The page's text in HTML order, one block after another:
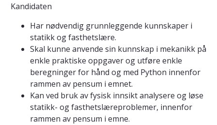
Kandidaten
Har nødvendig grunnleggende kunnskaper i
statikk og fasthetslære.
Skal kunne anvende sin kunnskap i mekanikk på
enkle praktiske oppgaver og utføre enkle
beregninger for hånd og med Python innenfor
rammen av pensum i emnet.
Kan ved bruk av fysisk innsikt analysere og løse
statikk- og fasthetslæreproblemer, innenfor
rammen av pensum i emne.